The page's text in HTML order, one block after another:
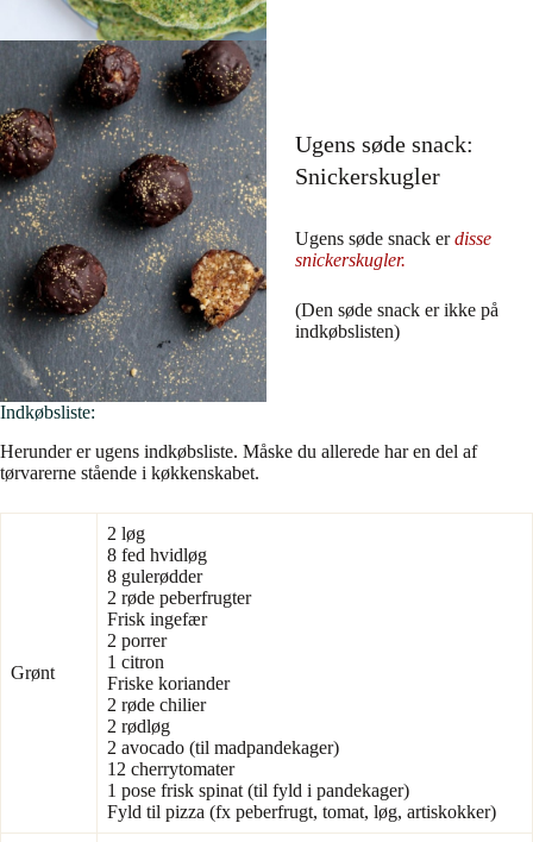
Ugens søde snack:
Snickerskugler
Ugens søde snack erdisse
snickerskugler.
(Den søde snack er ikke på
indkøbslisten)
Indkøbsliste:
Herunder er ugens indkøbsliste. Måske du allerede har en del af
tørvarerne stående i køkkenskabet.
Grønt
2 løg
8 fed hvidløg
8 gulerødder
2 røde peberfrugter
Frisk ingefær
2 porrer
1 citron
Friske koriander
2 røde chilier
2 rødløg
2 avocado (til madpandekager)
12 cherrytomater
1 pose frisk spinat (til fyld i pandekager)
Fyld til pizza (fx peberfrugt, tomat, løg, artiskokker)